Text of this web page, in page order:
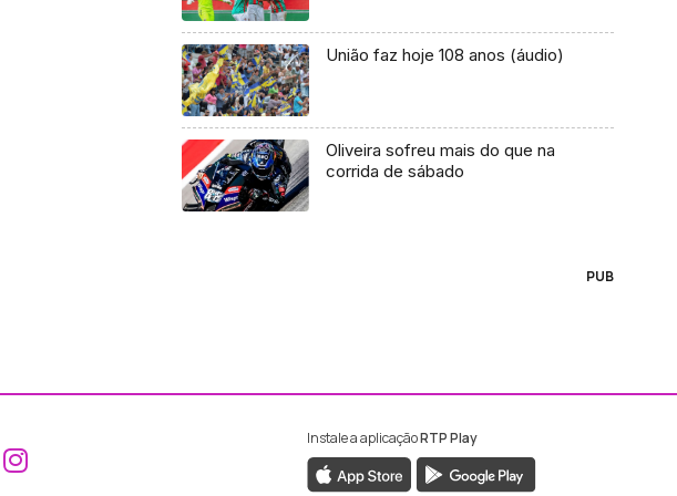
União faz hoje 108 anos (áudio)
Oliveira sofreu mais do que na
corrida de sábado
PUB
Aceder ao Facebook da RTP Madeira
Aceder ao Instagram da RTP Madeira
Instale a aplicaçãoRTP Play